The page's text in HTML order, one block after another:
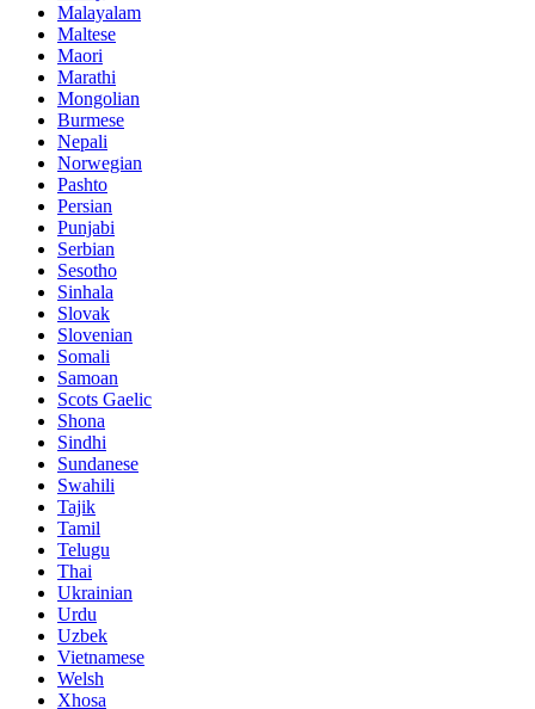
Malayalam
Maltese
Maori
Marathi
Mongolian
Burmese
Nepali
Norwegian
Pashto
Persian
Punjabi
Serbian
Sesotho
Sinhala
Slovak
Slovenian
Somali
Samoan
Scots Gaelic
Shona
Sindhi
Sundanese
Swahili
Tajik
Tamil
Telugu
Thai
Ukrainian
Urdu
Uzbek
Vietnamese
Welsh
Xhosa